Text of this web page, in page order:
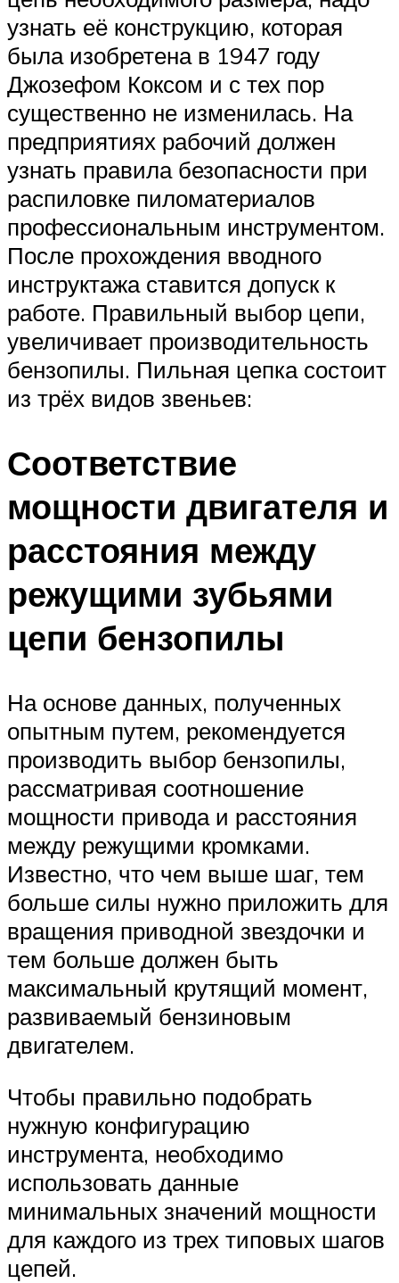
узнать её конструкцию, которая
была изобретена в 1947 году
Джозефом Коксом и с тех пор
существенно не изменилась. На
предприятиях рабочий должен
узнать правила безопасности при
распиловке пиломатериалов
профессиональным инструментом.
После прохождения вводного
инструктажа ставится допуск к
работе. Правильный выбор цепи,
увеличивает производительность
бензопилы. Пильная цепка состоит
из трёх видов звеньев:
Соответствие
мощности двигателя и
расстояния между
режущими зубьями
цепи бензопилы
На основе данных, полученных
опытным путем, рекомендуется
производить выбор бензопилы,
рассматривая соотношение
мощности привода и расстояния
между режущими кромками.
Известно, что чем выше шаг, тем
больше силы нужно приложить для
вращения приводной звездочки и
тем больше должен быть
максимальный крутящий момент,
развиваемый бензиновым
двигателем.
Чтобы правильно подобрать
нужную конфигурацию
инструмента, необходимо
использовать данные
минимальных значений мощности
для каждого из трех типовых шагов
цепей.